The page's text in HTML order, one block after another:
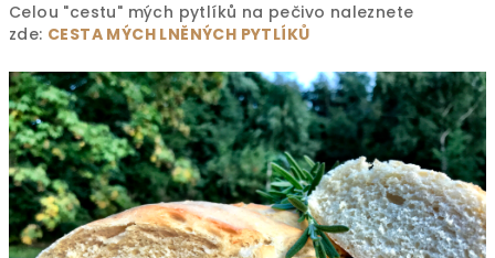
Celou "cestu" mých pytlíků na pečivo naleznete
zde: CESTA MÝCH LNĚNÝCH PYTLÍKŮ